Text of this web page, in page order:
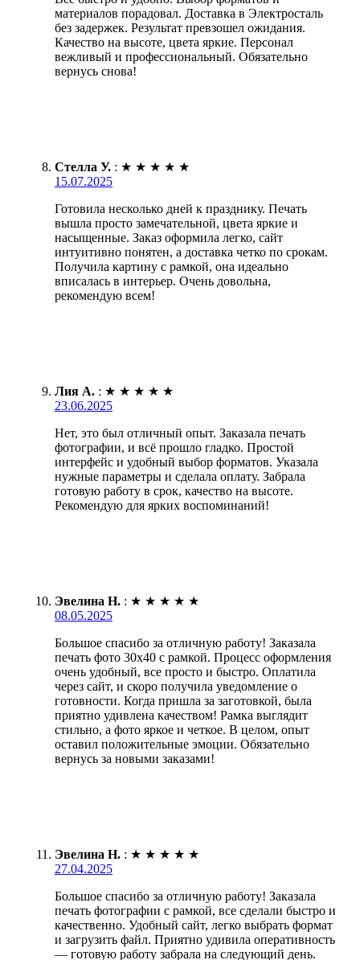
материалов порадовал. Доставка в Электросталь
без задержек. Результат превзошел ожидания.
Качество на высоте, цвета яркие. Персонал
вежливый и профессиональный. Обязательно
вернусь снова!
Стелла У. : ★ ★ ★ ★ ★
15.07.2025
Готовила несколько дней к празднику. Печать
вышла просто замечательной, цвета яркие и
насыщенные. Заказ оформила легко, сайт
интуитивно понятен, а доставка четко по срокам.
Получила картину с рамкой, она идеально
вписалась в интерьер. Очень довольна,
рекомендую всем!
Лия А. : ★ ★ ★ ★ ★
23.06.2025
Нет, это был отличный опыт. Заказала печать
фотографии, и всё прошло гладко. Простой
интерфейс и удобный выбор форматов. Указала
нужные параметры и сделала оплату. Забрала
готовую работу в срок, качество на высоте.
Рекомендую для ярких воспоминаний!
Эвелина Н. : ★ ★ ★ ★ ★
08.05.2025
Большое спасибо за отличную работу! Заказала
печать фото 30х40 с рамкой. Процесс оформления
очень удобный, все просто и быстро. Оплатила
через сайт, и скоро получила уведомление о
готовности. Когда пришла за заготовкой, была
приятно удивлена качеством! Рамка выглядит
стильно, а фото яркое и четкое. В целом, опыт
оставил положительные эмоции. Обязательно
вернусь за новыми заказами!
Эвелина Н. : ★ ★ ★ ★ ★
27.04.2025
Большое спасибо за отличную работу! Заказала
печать фотографии с рамкой, все сделали быстро и
качественно. Удобный сайт, легко выбрать формат
и загрузить файл. Приятно удивила оперативность
— готовую работу забрала на следующий день.